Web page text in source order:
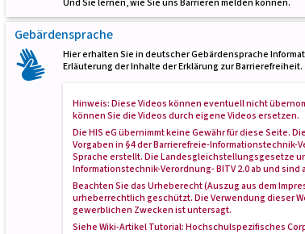
Gebärdensprache
Hier erhalten Sie in deutscher Gebärdensprache
Erläuterung der Inhalte der Erklärung zur Barrierefreiheit.
Hinweis: Diese Videos können eventuell nicht
können Sie die Videos durch eigene Videos ersetzen.
Die HIS eG übernimmt keine Gewähr für diese Seite.
Vorgaben in§4 der Barrierefreie-Informationstechnik-
Spracheerstellt. Die Landesgleichstellungsgesetze
Informationstechnik-Verordnung- BITV 2.0 ab und
Beachten Sie das Urheberecht (Auszug aus dem
urheberrechtlich geschützt. Die Verwendung dieser
gewerblichen Zwecken ist untersagt.
Siehe Wiki-ArtikelTutorial: Hochschulspezifisches